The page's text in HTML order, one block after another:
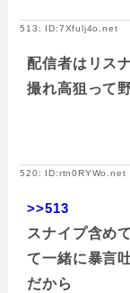
513: ID:7Xfulj4o.net
配信者はリス
撮れ高狙って
520: ID:rtn0RYWo.net
>>513
スナイプ含め
て一緒に暴言
だから